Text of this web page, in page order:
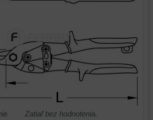
Zatiaľ bez hodnotenia.